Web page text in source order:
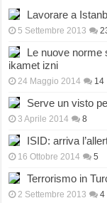
Lavorare a
5 Settembre 2013
Le nuove norme
ikamet izni
24 Maggio 2014 14
Serve un visto
3 Aprile 2014 8
ISID: arriva
16 Ottobre 2014 5
Terrorismo in
2 Settembre 2013 4